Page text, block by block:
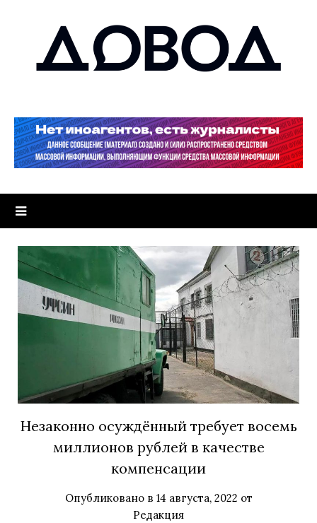
Незаконно осуждённый требует восемь
миллионов рублей в качестве
компенсации
Опубликовано в 14 августа, 2022 от
Редакция